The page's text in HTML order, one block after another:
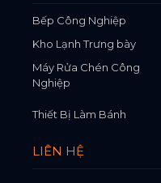
Bếp Công Nghiệp
Kho Lạnh Trưng bày
Máy Rửa Chén Công
Nghiệp
Thiết Bị Làm Bánh
LIÊN HỆ